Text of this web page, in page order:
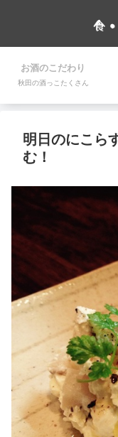
お酒のこだわり
秋田の酒っこたくさん
明日のにこら
む！